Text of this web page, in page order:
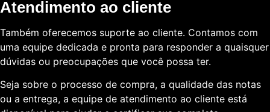
Atendimento ao cliente
Também oferecemos suporte ao cliente. Contamos com
uma equipe dedicada e pronta para responder a quaisquer
dúvidas ou preocupações que você possa ter.
Seja sobre o processo de compra, a qualidade das notas
ou a entrega, a equipe de atendimento ao cliente está